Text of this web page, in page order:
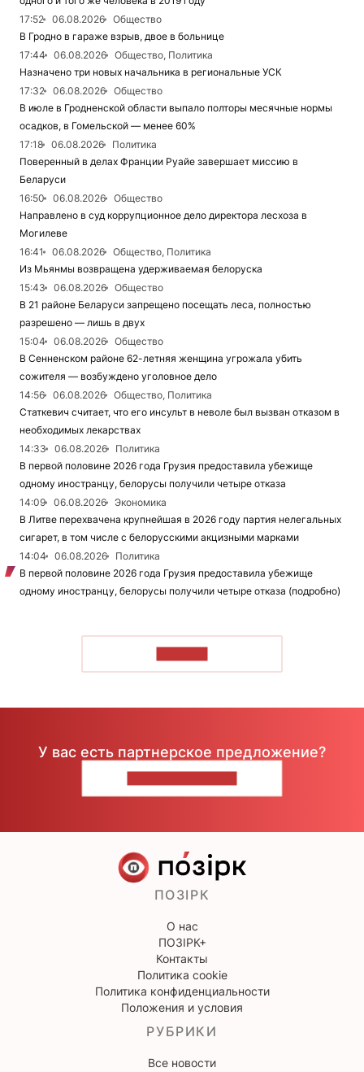
17:52
06.08.2026
Общество
В Гродно в гараже взрыв, двое в больнице
17:44
06.08.2026
Общество, Политика
Назначено три новых начальника в региональные УСК
17:32
06.08.2026
Общество
В июле в Гродненской области выпало полторы месячные нормы
осадков, в Гомельской — менее 60%
17:18
06.08.2026
Политика
Поверенный в делах Франции Руайе завершает миссию в
Беларуси
16:50
06.08.2026
Общество
Направлено в суд коррупционное дело директора лесхоза в
Могилеве
16:41
06.08.2026
Общество, Политика
Из Мьянмы возвращена удерживаемая белоруска
15:43
06.08.2026
Общество
В 21 районе Беларуси запрещено посещать леса, полностью
разрешено — лишь в двух
15:04
06.08.2026
Общество
В Сенненском районе 62-летняя женщина угрожала убить
сожителя — возбуждено уголовное дело
14:56
06.08.2026
Общество, Политика
Статкевич считает, что его инсульт в неволе был вызван отказом в
необходимых лекарствах
14:33
06.08.2026
Политика
В первой половине 2026 года Грузия предоставила убежище
одному иностранцу, белорусы получили четыре отказа
14:09
06.08.2026
Экономика
В Литве перехвачена крупнейшая в 2026 году партия нелегальных
сигарет, в том числе с белорусскими акцизными марками
14:04
06.08.2026
Политика
В первой половине 2026 года Грузия предоставила убежище
одному иностранцу, белорусы получили четыре отказа (подробно)
У вас есть партнерское предложение?
ПОЗІРК
О нас
ПОЗІРК+
Контакты
Политика cookie
Политика конфиденциальности
Положения и условия
РУБРИКИ
Все новости